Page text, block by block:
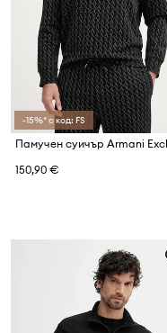
-15%* с код: FS
150,90 €